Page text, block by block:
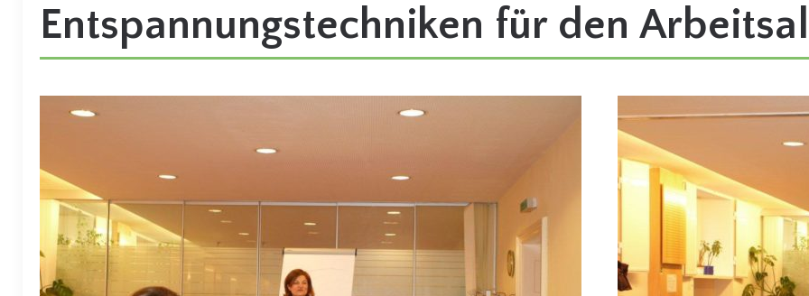
Entspannungstechniken für den